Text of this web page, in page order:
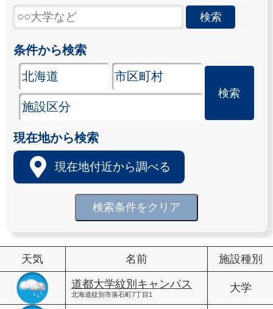
条件から検索
現在地から検索
現在地付近から調べる
検索条件をクリア
天気 名前 施設種別
道都大学紋別キャンパス
北海道紋別市落石町7丁目1
大学